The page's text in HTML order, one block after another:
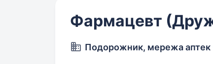
Фармацевт
Подорожник, мережа аптек